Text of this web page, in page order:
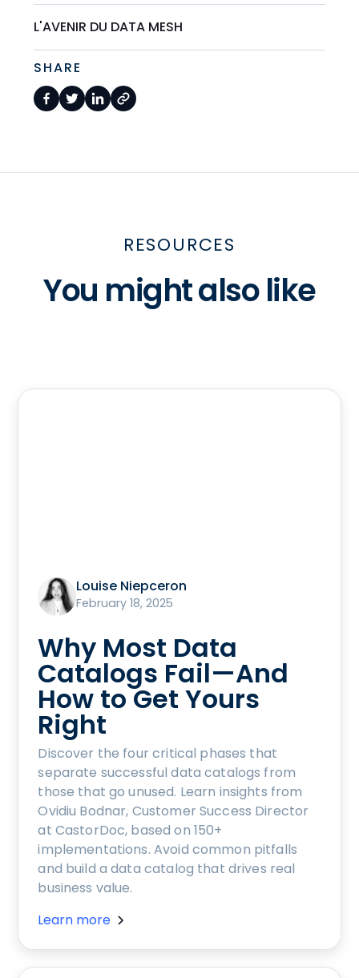
L'AVENIR DU DATA MESH
SHARE
RESOURCES
You might also like
Louise Niepceron
February 18, 2025
Why Most Data
Catalogs Fail—And
How to Get Yours
Right
Discover the four critical phases that
separate successful data catalogs from
those that go unused. Learn insights from
Ovidiu Bodnar, Customer Success Director
at CastorDoc, based on 150+
implementations. Avoid common pitfalls
and build a data catalog that drives real
business value.
Learn more